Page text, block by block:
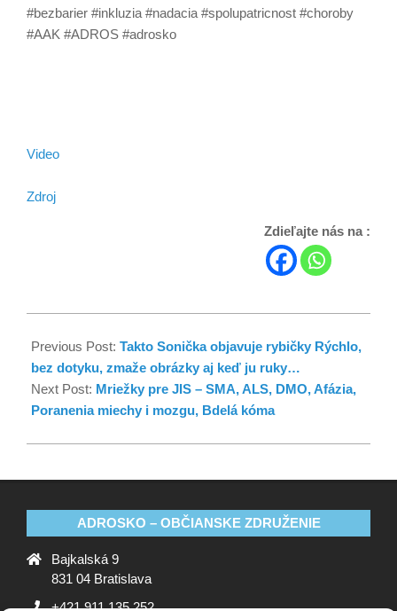
#bezbarier #inkluzia #nadacia #spolupatricnost #choroby
#AAK #ADROS #adrosko
Video
Zdroj
Zdieľajte nás na :
Previous Post: Takto Sonička objavuje rybičky Rýchlo,
bez dotyku, zmaže obrázky aj keď ju ruky…
Next Post: Mriežky pre JIS – SMA, ALS, DMO, Afázia,
Poranenia miechy i mozgu, Bdelá kóma
ADROSKO – OBČIANSKE ZDRUŽENIE
Bajkalská 9
831 04 Bratislava
+421 911 135 252